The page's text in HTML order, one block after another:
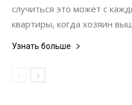
случиться это может с
квартиры, когда хозяин
Узнать больше